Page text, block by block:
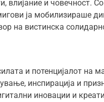
влијание и човечност.
ја мобилизираше
на вистинска
и потенцијалот на
инспирација и
иновации и